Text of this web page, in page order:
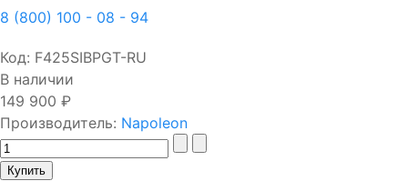
8 (800) 100 - 08 - 94
Код: F425SIBPGT-RU
В наличии
149 900 ₽
Производитель: Napoleon